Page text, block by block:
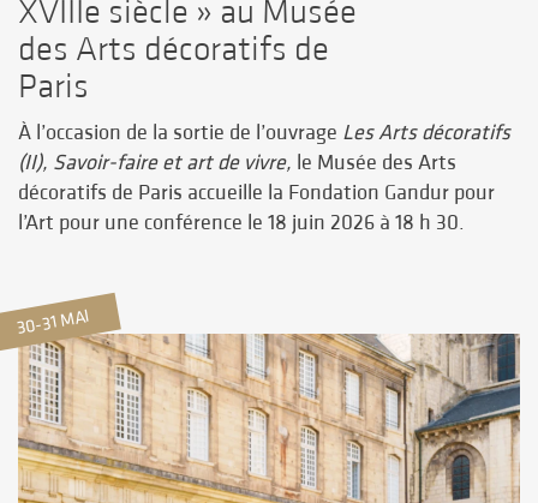
XVIIIe siècle » au Musée
des Arts décoratifs de
Paris
À l’occasion de la sortie de l’ouvrage Les Arts décoratifs
(II), Savoir-faire et art de vivre, le Musée des Arts
décoratifs de Paris accueille la Fondation Gandur pour
l’Art pour une conférence le 18 juin 2026 à 18 h 30.
30-31 MAI